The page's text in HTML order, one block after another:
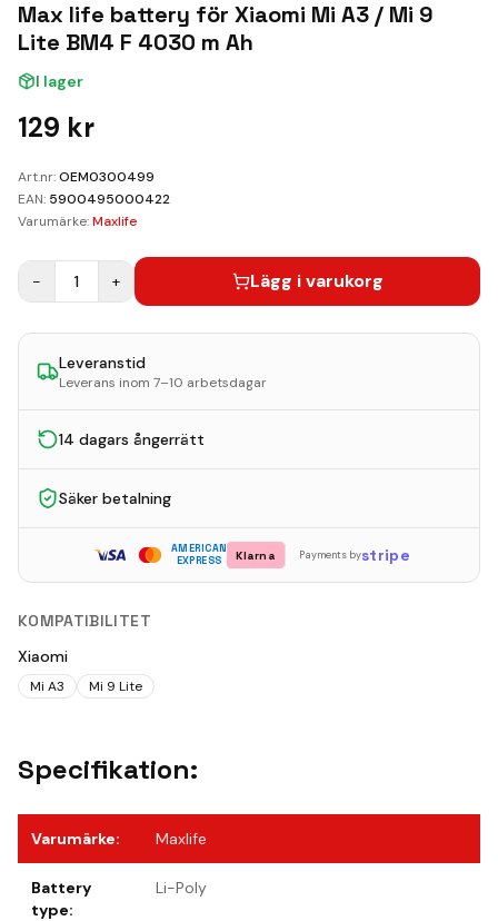
Kundvagn
Boka Reparation
Max life battery för Xiaomi Mi A3 / Mi 9
Lite BM4 F 4030 m Ah
I lager
129 kr
Art.nr:OEM0300499
EAN: 5900495000422
Varumärke:Maxlife
− 1 + Lägg i varukorg
Leveranstid
Leverans inom 7–10 arbetsdagar
14 dagars ångerrätt
Säker betalning
AMERICAN
EXPRESS
Klarna Payments bystripe
KOMPATIBILITET
Xiaomi
Mi A3 Mi 9 Lite
Specifikation:
Varumärke: Maxlife
Battery
type:
Li-Poly